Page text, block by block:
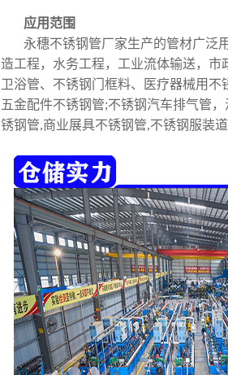
应用范围
永穗不锈钢管厂家生产的管材广泛
造工程，水务工程，工业流体输送，
卫浴管、不锈钢门框料、医疗器械用不
五金配件不锈钢管;不锈钢汽车排气管
锈钢管,商业展具不锈钢管,不锈钢服装